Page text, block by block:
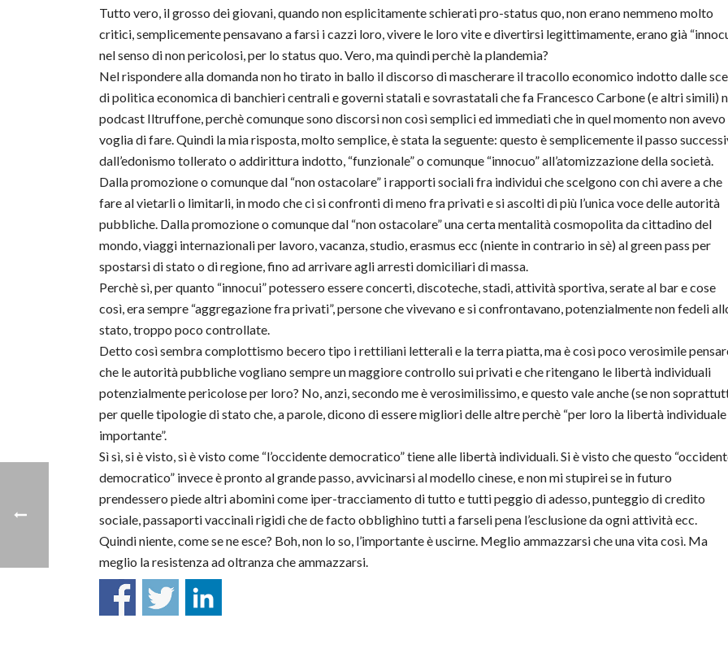
Tutto vero, il grosso dei giovani, quando non esplicitamente schierati pro-status quo, non erano nemmeno molto
critici, semplicemente pensavano a farsi i cazzi loro, vivere le loro vite e divertirsi legittimamente, erano già
nel senso di non pericolosi, per lo status quo. Vero, ma quindi perchè la plandemia?
Nel rispondere alla domanda non ho tirato in ballo il discorso di mascherare il tracollo economico indotto dalle
di politica economica di banchieri centrali e governi statali e sovrastatali che fa Francesco Carbone (e altri simili)
podcast Iltruffone, perchè comunque sono discorsi non così semplici ed immediati che in quel momento non avevo
voglia di fare. Quindi la mia risposta, molto semplice, è stata la seguente: questo è semplicemente il passo
dall’edonismo tollerato o addirittura indotto, “funzionale” o comunque “innocuo” all’atomizzazione della società.
Dalla promozione o comunque dal “non ostacolare” i rapporti sociali fra individui che scelgono con chi avere a che
fare al vietarli o limitarli, in modo che ci si confronti di meno fra privati e si ascolti di più l’unica voce delle autorità
pubbliche. Dalla promozione o comunque dal “non ostacolare” una certa mentalità cosmopolita da cittadino del
mondo, viaggi internazionali per lavoro, vacanza, studio, erasmus ecc (niente in contrario in sè) al green pass per
spostarsi di stato o di regione, fino ad arrivare agli arresti domiciliari di massa.
Perchè sì, per quanto “innocui” potessero essere concerti, discoteche, stadi, attività sportiva, serate al bar e cose
così, era sempre “aggregazione fra privati”, persone che vivevano e si confrontavano, potenzialmente non fedeli
stato, troppo poco controllate.
Detto così sembra complottismo becero tipo i rettiliani letterali e la terra piatta, ma è così poco verosimile
che le autorità pubbliche vogliano sempre un maggiore controllo sui privati e che ritengano le libertà individuali
potenzialmente pericolose per loro? No, anzi, secondo me è verosimilissimo, e questo vale anche (se non
per quelle tipologie di stato che, a parole, dicono di essere migliori delle altre perchè “per loro la libertà individuale
importante”.
Sì sì, si è visto, sì è visto come “l’occidente democratico” tiene alle libertà individuali. Si è visto che questo
democratico” invece è pronto al grande passo, avvicinarsi al modello cinese, e non mi stupirei se in futuro
prendessero piede altri abomini come iper-tracciamento di tutto e tutti peggio di adesso, punteggio di credito
sociale, passaporti vaccinali rigidi che de facto obblighino tutti a farseli pena l’esclusione da ogni attività ecc.
Quindi niente, come se ne esce? Boh, non lo so, l’importante è uscirne. Meglio ammazzarsi che una vita così. Ma
meglio la resistenza ad oltranza che ammazzarsi.